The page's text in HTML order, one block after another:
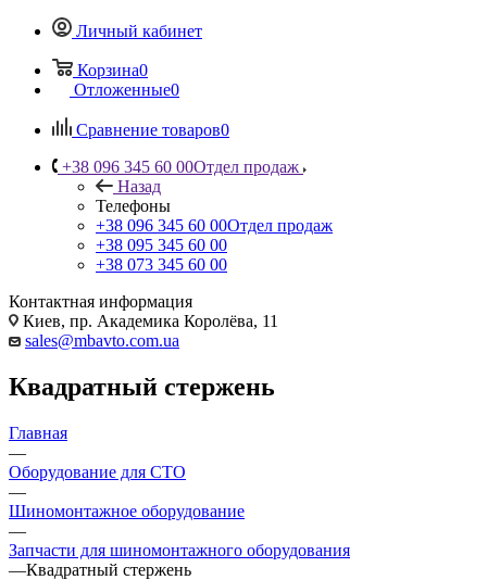
Личный кабинет
Корзина0
Отложенные0
Сравнение товаров0
+38 096 345 60 00Отдел продаж
Назад
Телефоны
+38 096 345 60 00Отдел продаж
+38 095 345 60 00
+38 073 345 60 00
Контактная информация
Киев, пр. Академика Королёва, 11
sales@mbavto.com.ua
Квадратный стержень
Главная
—
Оборудование для СТО
—
Шиномонтажное оборудование
—
Запчасти для шиномонтажного оборудования
—Квадратный стержень